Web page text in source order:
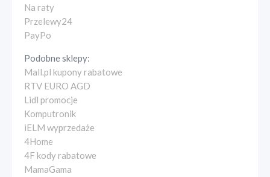
Na raty
Przelewy24
PayPo
Podobne sklepy:
Mall.pl kupony rabatowe
RTV EURO AGD
Lidl promocje
Komputronik
iELM wyprzedaże
4Home
4F kody rabatowe
MamaGama